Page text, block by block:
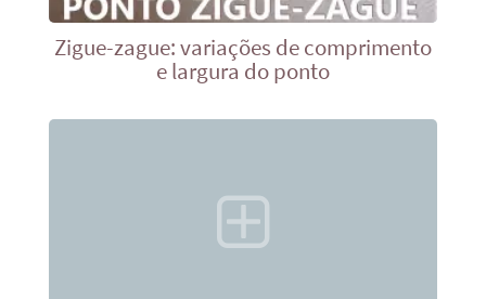
Zigue-zague: variações de comprimento
e largura do ponto